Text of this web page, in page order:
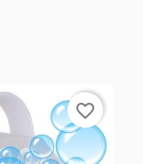
favorite_border